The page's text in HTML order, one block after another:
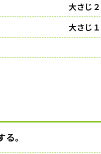
大さじ２
大さじ１
。